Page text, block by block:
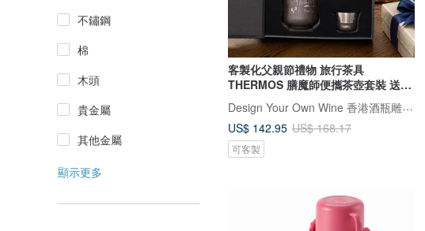
不鏽鋼
棉
木頭
貴金屬
其他金屬
顯示更多
客製化父親節禮物 旅行茶具
THERMOS 膳魔師便攜茶壺套裝 送爸
爸
Design Your Own Wine 香港酒瓶雕刻禮品專門店
US$ 142.95 US$ 168.17
可客製